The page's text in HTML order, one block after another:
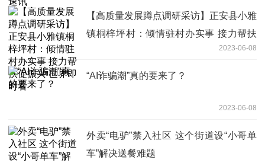
【高质量发展蹲点调研采访】正安县小雅
镇桐梓坪村：倾情驻村办实事 接力帮扶
2023-06-08
“AI诈骗潮”真的要来了？
2023-06-08
外卖“电驴”禁入社区 这个街道设“小哥单
车”解决送餐难题